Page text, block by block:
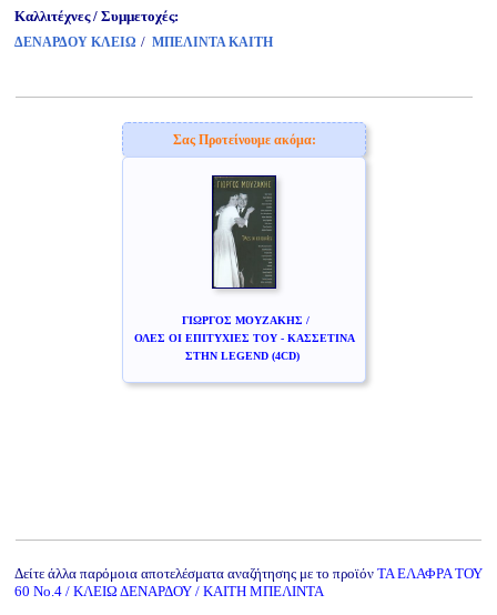
Καλλιτέχνες / Συμμετοχές:
ΔΕΝΑΡΔΟΥ ΚΛΕΙΩ / ΜΠΕΛΙΝΤΑ ΚΑΙΤΗ
Σας Προτείνουμε ακόμα:
ΓΙΩΡΓΟΣ ΜΟΥΖΑΚΗΣ /
ΟΛΕΣ ΟΙ ΕΠΙΤΥΧΙΕΣ ΤΟΥ - ΚΑΣΣΕΤΙΝΑ
ΣΤΗΝ LEGEND (4CD)
Δείτε άλλα παρόμοια αποτελέσματα αναζήτησης με το προϊόν ΤΑ ΕΛΑΦΡΑ ΤΟΥ
60 Νο.4 / ΚΛΕΙΩ ΔΕΝΑΡΔΟΥ / ΚΑΙΤΗ ΜΠΕΛΙΝΤΑ